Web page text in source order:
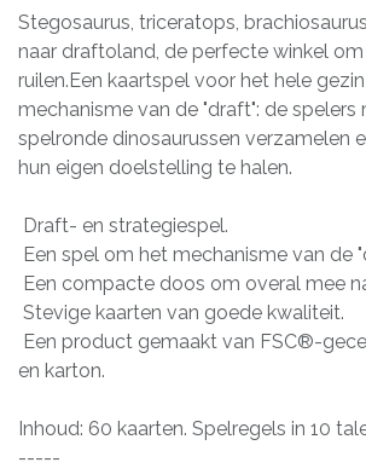
Stegosaurus, triceratops,
naar draftoland, de perfecte winkel
ruilen.Een kaartspel voor het hele
mechanisme van de "draft": de spelers
spelronde dinosaurussen verzamelen
hun eigen doelstelling te halen.
Draft- en strategiespel.
Een spel om het mechanisme van de
Een compacte doos om overal mee
Stevige kaarten van goede kwaliteit.
Een product gemaakt van FSC®-
en karton.
Inhoud: 60 kaarten. Spelregels in 10
-----